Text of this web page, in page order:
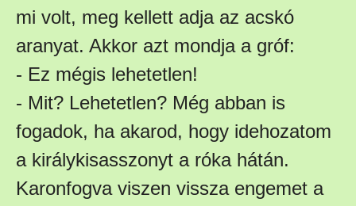
mi volt, meg kellett adja az acskó
aranyat. Akkor azt mondja a gróf:
- Ez mégis lehetetlen!
- Mit? Lehetetlen? Még abban is
fogadok, ha akarod, hogy idehozatom
a királykisasszonyt a róka hátán.
Karonfogva viszen vissza engemet a